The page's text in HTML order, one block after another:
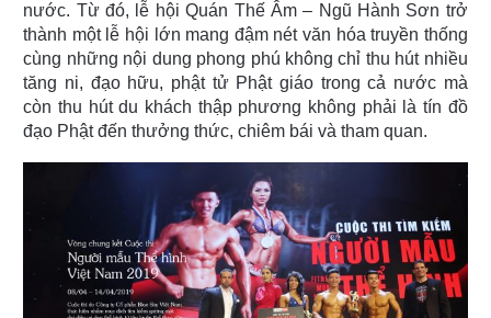
nước. Từ đó, lễ hội Quán Thế Âm – Ngũ Hành Sơn trở
thành một lễ hội lớn mang đậm nét văn hóa truyền thống
cùng những nội dung phong phú không chỉ thu hút nhiều
tăng ni, đạo hữu, phật tử Phật giáo trong cả nước mà
còn thu hút du khách thập phương không phải là tín đồ
đạo Phật đến thưởng thức, chiêm bái và tham quan.